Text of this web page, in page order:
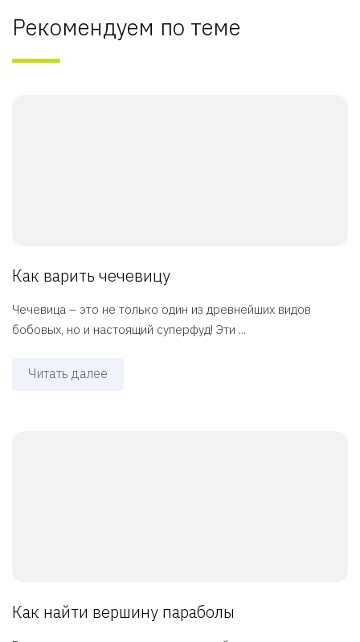
Рекомендуем по теме
Как варить чечевицу
Чечевица – это не только один из древнейших видов
бобовых, но и настоящий суперфуд! Эти ...
Читать далее
Как найти вершину параболы